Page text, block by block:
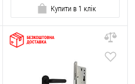
Купити в 1 клік